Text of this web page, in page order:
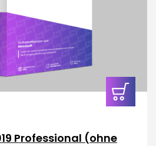
Professional (ohne
In den